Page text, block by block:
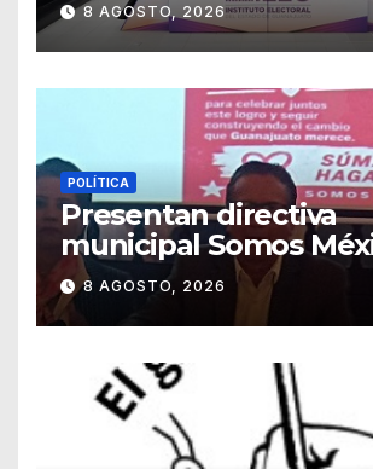
8 AGOSTO, 2026
POLÍTICA
Presentan directiva
municipal Somos
Guanajuato
8 AGOSTO, 2026